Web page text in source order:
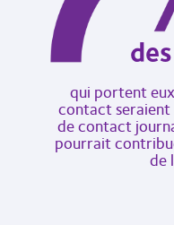
qui portent
contact seraient
de contact
pourrait
de